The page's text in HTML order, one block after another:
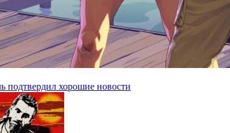
подтвердил хорошие новости